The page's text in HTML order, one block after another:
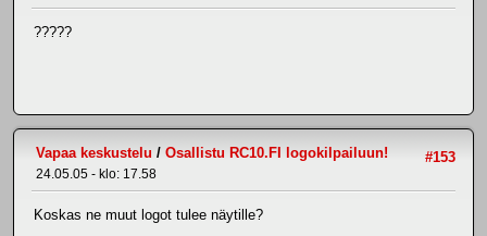
?????
#153
Vapaa keskustelu / Osallistu RC10.FI logokilpailuun!
24.05.05 - klo: 17.58
Koskas ne muut logot tulee näytille?